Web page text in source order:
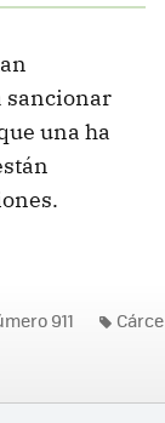
sancionar
una ha
911